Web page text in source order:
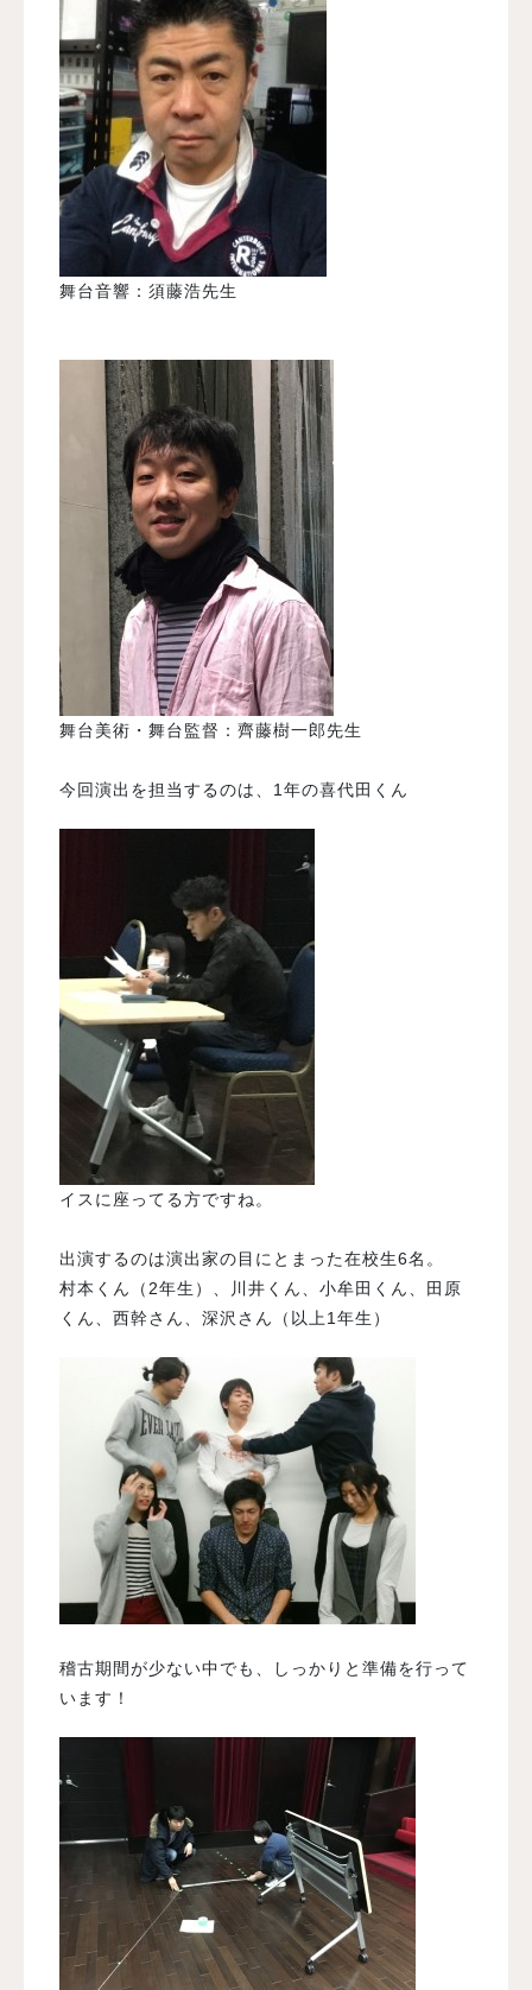
舞台音響：須藤浩先生
舞台美術・舞台監督：齊藤樹一郎先生
今回演出を担当するのは、1年の喜代田くん
イスに座ってる方ですね。
出演するのは演出家の目にとまった在校生6名。
村本くん（2年生）、川井くん、小牟田くん、田原
くん、西幹さん、深沢さん（以上1年生）
稽古期間が少ない中でも、しっかりと準備を行って
います！